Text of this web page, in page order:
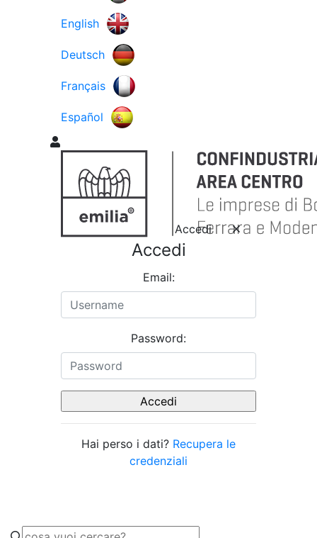
English
Deutsch
Français
Español
Accedi
Accedi
Email:
Password:
Hai perso i dati? Recupera le
credenziali